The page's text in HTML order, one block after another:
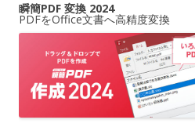
瞬簡PDF 変換 2024
PDFをOffice文書へ高精度変換